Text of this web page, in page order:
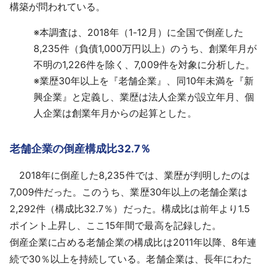
構築が問われている。
※本調査は、2018年（1-12月）に全国で倒産した
8,235件（負債1,000万円以上）のうち、創業年月が
不明の1,226件を除く、7,009件を対象に分析した。
※業歴30年以上を『老舗企業』、同10年未満を『新
興企業』と定義し、業歴は法人企業が設立年月、個
人企業は創業年月からの起算とした。
老舗企業の倒産構成比32.7％
2018年に倒産した8,235件では、業歴が判明したのは
7,009件だった。このうち、業歴30年以上の老舗企業は
2,292件（構成比32.7％）だった。構成比は前年より1.5
ポイント上昇し、ここ15年間で最高を記録した。
倒産企業に占める老舗企業の構成比は2011年以降、8年連
続で30％以上を持続している。老舗企業は、長年にわた